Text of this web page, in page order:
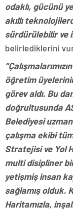
odaklı, gücünü
akıllı
sürdürülebilir ve
belirlediklerini
öğretim
görev aldı. Bu
doğrultusunda
Belediyesi
çalışma ekibi
Stratejisi ve Yol
multi disipliner
yetişmiş insan
sağlamış olduk.
Haritamızla,